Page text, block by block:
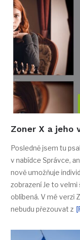
Zoner X a jeho
Posledně jsem tu
v nabídce Správce,
nově umožňuje
zobrazení Je to
oblíbená. V mé verzi
nebudu přezouvat z